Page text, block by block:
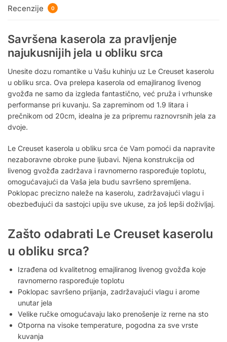
Recenzije 0
Savršena kaserola za pravljenje
najukusnijih jela u obliku srca
Unesite dozu romantike u Vašu kuhinju uz Le Creuset kaserolu
u obliku srca. Ova prelepa kaserola od emajliranog livenog
gvožđa ne samo da izgleda fantastično, već pruža i vrhunske
performanse pri kuvanju. Sa zapreminom od 1.9 litara i
prečnikom od 20cm, idealna je za pripremu raznovrsnih jela za
dvoje.
Le Creuset kaserola u obliku srca će Vam pomoći da napravite
nezaboravne obroke pune ljubavi. Njena konstrukcija od
livenog gvožđa zadržava i ravnomerno raspoređuje toplotu,
omogućavajući da Vaša jela budu savršeno spremljena.
Poklopac precizno naleže na kaserolu, zadržavajući vlagu i
obezbeđujući da sastojci upiju sve ukuse, za još lepši doživljaj.
Zašto odabrati Le Creuset kaserolu
u obliku srca?
Izrađena od kvalitetnog emajliranog livenog gvožđa koje
ravnomerno raspoređuje toplotu
Poklopac savršeno prijanja, zadržavajući vlagu i arome
unutar jela
Velike ručke omogućavaju lako prenošenje iz rerne na sto
Otporna na visoke temperature, pogodna za sve vrste
kuvanja